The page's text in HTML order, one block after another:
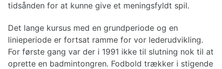
tidsånden for at kunne give et meningsfyldt spil.
Det lange kursus med en grundperiode og en
linieperiode er fortsat ramme for vor lederudvikling.
For første gang var der i 1991 ikke til slutning nok til at
oprette en badmintongren. Fodbold trækker i stigende